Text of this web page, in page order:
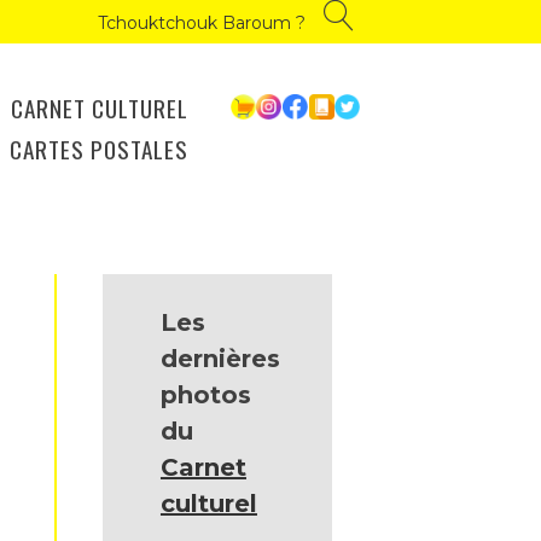
Tchouktchouk Baroum ?
CARNET CULTUREL
CARTES POSTALES
Les
dernières
photos
du
Carnet
culturel